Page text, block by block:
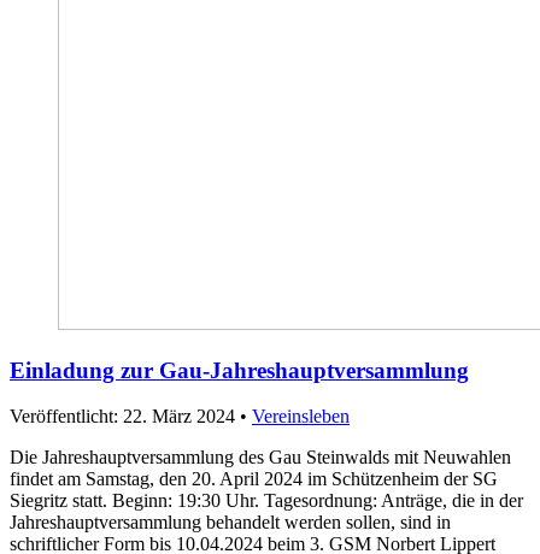
Einladung zur Gau-Jahreshauptversammlung
Veröffentlicht: 22. März 2024 • Vereinsleben
Die Jahreshauptversammlung des Gau Steinwalds mit Neuwahlen
findet am Samstag, den 20. April 2024 im Schützenheim der SG
Siegritz statt. Beginn: 19:30 Uhr. Tagesordnung: Anträge, die in der
Jahreshauptversammlung behandelt werden sollen, sind in
schriftlicher Form bis 10.04.2024 beim 3. GSM Norbert Lippert